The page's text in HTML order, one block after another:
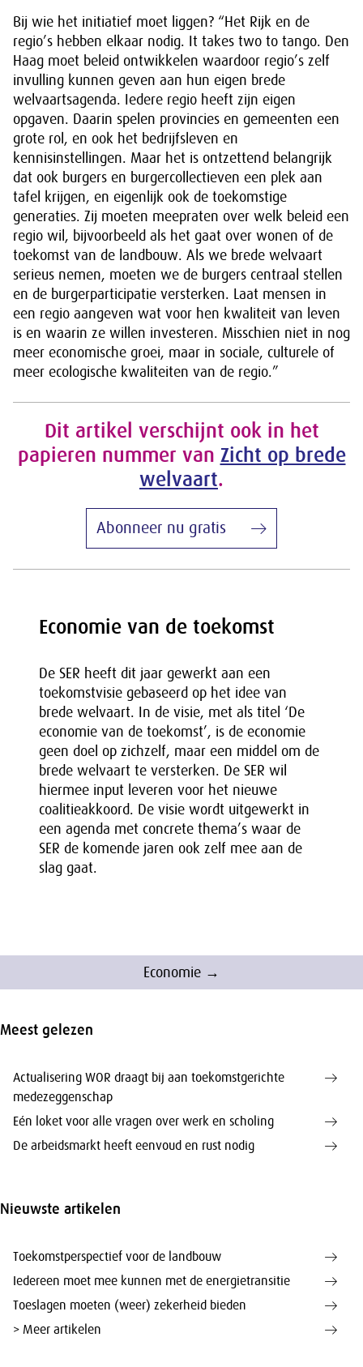
Bij wie het initiatief moet liggen? “Het Rijk en de
regio’s hebben elkaar nodig. It takes two to tango. Den
Haag moet beleid ontwikkelen waardoor regio’s zelf
invulling kunnen geven aan hun eigen brede
welvaartsagenda. Iedere regio heeft zijn eigen
opgaven. Daarin spelen provincies en gemeenten een
grote rol, en ook het bedrijfsleven en
kennisinstellingen. Maar het is ontzettend belangrijk
dat ook burgers en burgercollectieven een plek aan
tafel krijgen, en eigenlijk ook de toekomstige
generaties. Zij moeten meepraten over welk beleid een
regio wil, bijvoorbeeld als het gaat over wonen of de
toekomst van de landbouw. Als we brede welvaart
serieus nemen, moeten we de burgers centraal stellen
en de burgerparticipatie versterken. Laat mensen in
een regio aangeven wat voor hen kwaliteit van leven
is en waarin ze willen investeren. Misschien niet in nog
meer economische groei, maar in sociale, culturele of
meer ecologische kwaliteiten van de regio.”
Dit artikel verschijnt ook in het
papieren nummer van Zicht op brede
welvaart.
Abonneer nu gratis
Economie van de toekomst
De SER heeft dit jaar gewerkt aan een
toekomstvisie gebaseerd op het idee van
brede welvaart. In de visie, met als titel ‘De
economie van de toekomst’, is de economie
geen doel op zichzelf, maar een middel om de
brede welvaart te versterken. De SER wil
hiermee input leveren voor het nieuwe
coalitieakkoord. De visie wordt uitgewerkt in
een agenda met concrete thema’s waar de
SER de komende jaren ook zelf mee aan de
slag gaat.
Economie →
Meest gelezen
Actualisering WOR draagt bij aan toekomstgerichte
medezeggenschap
Eén loket voor alle vragen over werk en scholing
De arbeidsmarkt heeft eenvoud en rust nodig
Nieuwste artikelen
Toekomstperspectief voor de landbouw
Iedereen moet mee kunnen met de energietransitie
Toeslagen moeten (weer) zekerheid bieden
> Meer artikelen